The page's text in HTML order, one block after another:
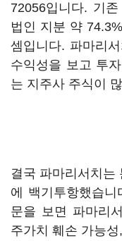
72056입니다. 기
법인 지분 약
셈입니다. 파마리
수익성을 보고 투
는 지주사 주식이
결국 파마리서치는
에 백기투항했습
문을 보면 파마리
주가치 훼손 가능